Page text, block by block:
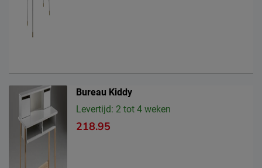
Bureau Kiddy
Levertijd: 2 tot 4 weken
218.95